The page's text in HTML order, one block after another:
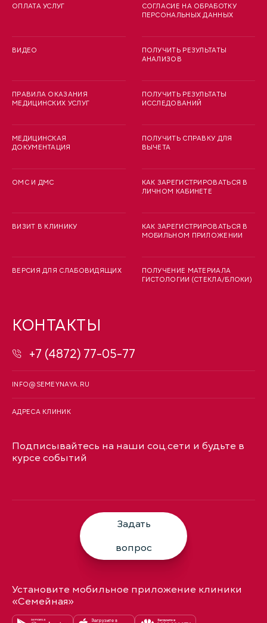
ОПЛАТА УСЛУГ
ВИДЕО
ПРАВИЛА ОКАЗАНИЯ
МЕДИЦИНСКИХ УСЛУГ
МЕДИЦИНСКАЯ
ДОКУМЕНТАЦИЯ
ОМС И ДМС
ВИЗИТ В КЛИНИКУ
ВЕРСИЯ ДЛЯ СЛАБОВИДЯЩИХ
СОГЛАСИЕ НА ОБРАБОТКУ
ПЕРСОНАЛЬНЫХ ДАННЫХ
ПОЛУЧИТЬ РЕЗУЛЬТАТЫ
АНАЛИЗОВ
ПОЛУЧИТЬ РЕЗУЛЬТАТЫ
ИССЛЕДОВАНИЙ
ПОЛУЧИТЬ СПРАВКУ ДЛЯ
ВЫЧЕТА
КАК ЗАРЕГИСТРИРОВАТЬСЯ В
ЛИЧНОМ КАБИНЕТЕ
КАК ЗАРЕГИСТРИРОВАТЬСЯ В
МОБИЛЬНОМ ПРИЛОЖЕНИИ
ПОЛУЧЕНИЕ МАТЕРИАЛА
ГИСТОЛОГИИ (СТЕКЛА/БЛОКИ)
КОНТАКТЫ
+7 (4872) 77-05-77
INFO@SEMEYNAYA.RU
АДРЕСА КЛИНИК
Подписывайтесь на наши соц.сети и будьте в
курсе событий
Задать
вопрос
Установите мобильное приложение клиники
«Семейная»